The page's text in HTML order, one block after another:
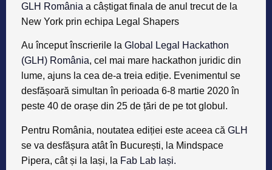
GLH România a câștigat finala de anul trecut de la
New York prin echipa Legal Shapers
Au început înscrierile la Global Legal Hackathon
(GLH) România, cel mai mare hackathon juridic din
lume, ajuns la cea de-a treia ediție. Evenimentul se
desfășoară simultan în perioada 6-8 martie 2020în
peste 40 de orașe din 25 de țări de pe tot globul.
Pentru România, noutatea ediției este aceea că GLH
se va desfășura atât în București, la Mindspace
Pipera, cât și la Iași, la Fab Lab Iași.